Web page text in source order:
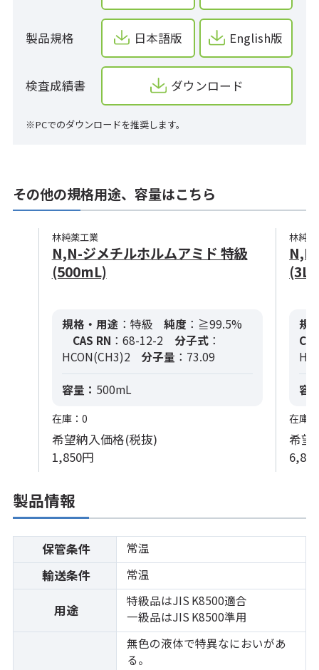
製品規格 日本語版 English版
検査成績書 ダウンロード
※PCでのダウンロードを推奨します。
その他の規格用途、容量はこちら
林純薬工業
N,N-ジメチルホルムアミド 特級
(500mL)
規格・用途 ：特級 純度 ：≧99.5%
CAS RN ：68-12-2 分子式：
HCON(CH3)2
分子量 ：73.09
容量： 500mL
在庫：0
希望納入価格(税抜)
1,850円
林純
(3L)
規
容
在庫
希望
製品情報
保管条件 常温
輸送条件 常温
用途
特級品はJIS K8500適合
一級品はJIS K8500準用
無色の液体で特異なにおいがあ
る。